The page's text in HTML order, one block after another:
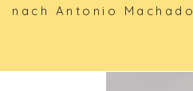
nach Antonio Machado